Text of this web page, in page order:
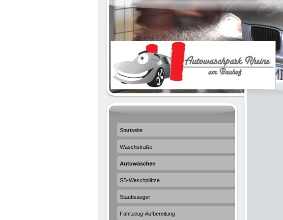
Startseite
Waschstraße
Autowäschen
SB-Waschplätze
Staubsauger
Fahrzeug-Aufbereitung